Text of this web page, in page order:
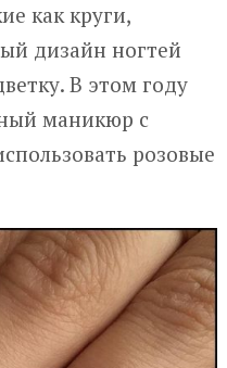
как круги,
дизайн ногтей
В этом году
маникюр с
розовые